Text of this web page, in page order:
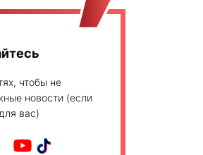
чтобы не
новости (если
вас)